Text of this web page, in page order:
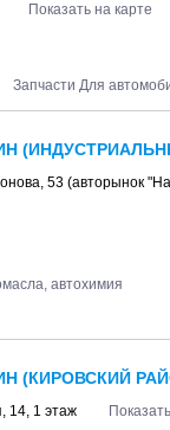
Показать на карте
Запчасти Для
53 (авторынок
автохимия
(КИРОВСКИЙ
14, 1 этаж